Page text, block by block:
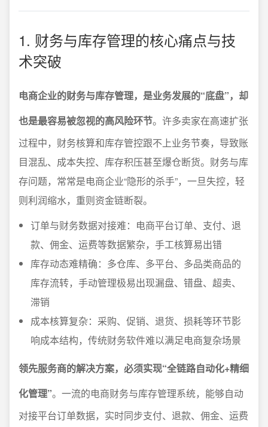
1. 财务与库存管理的核心痛点与技
术突破
电商企业的财务与库存管理，是业务发展的“底盘”，却
也是最容易被忽视的高风险环节。许多卖家在高速扩张
过程中，财务核算和库存管控跟不上业务节奏，导致账
目混乱、成本失控、库存积压甚至爆仓断货。财务与库
存问题，常常是电商企业“隐形的杀手”，一旦失控，轻
则利润缩水，重则资金链断裂。
订单与财务数据对接难：电商平台订单、支付、退
款、佣金、运费等数据繁杂，手工核算易出错
库存动态难精确：多仓库、多平台、多品类商品的
库存流转，手动管理极易出现漏盘、错盘、超卖、
滞销
成本核算复杂：采购、促销、退货、损耗等环节影
响成本结构，传统财务软件难以满足电商复杂场景
领先服务商的解决方案，必须实现“全链路自动化+精细
化管理”。一流的电商财务与库存管理系统，能够自动
对接平台订单数据，实时同步支付、退款、佣金、运费